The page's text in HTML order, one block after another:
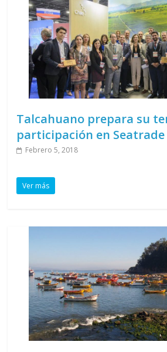
Talcahuano prepara su
participación en Seatrade
Febrero 5, 2018
Ver más